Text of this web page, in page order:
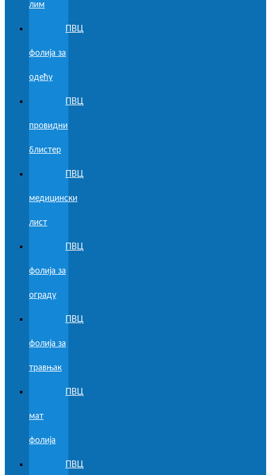
лим
ПВЦ
фолија за
одећу
ПВЦ
провидни
блистер
ПВЦ
медицински
лист
ПВЦ
фолија за
ограду
ПВЦ
фолија за
травњак
ПВЦ
мат
фолија
ПВЦ